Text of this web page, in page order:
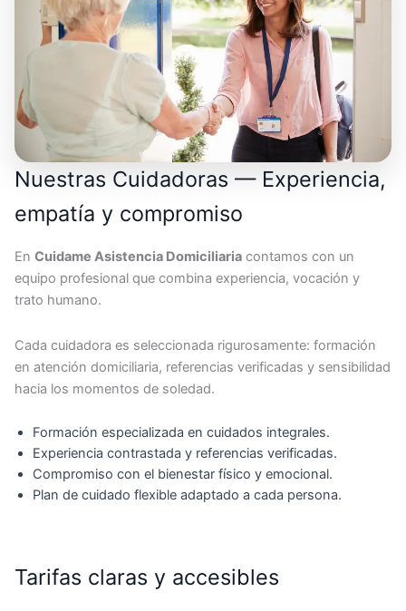
Nuestras Cuidadoras — Experiencia,
empatía y compromiso
En Cuidame Asistencia Domiciliaria contamos con un
equipo profesional que combina experiencia, vocación y
trato humano.
Cada cuidadora es seleccionada rigurosamente: formación
en atención domiciliaria, referencias verificadas y sensibilidad
hacia los momentos de soledad.
Formación especializada en cuidados integrales.
Experiencia contrastada y referencias verificadas.
Compromiso con el bienestar físico y emocional.
Plan de cuidado flexible adaptado a cada persona.
Tarifas claras y accesibles